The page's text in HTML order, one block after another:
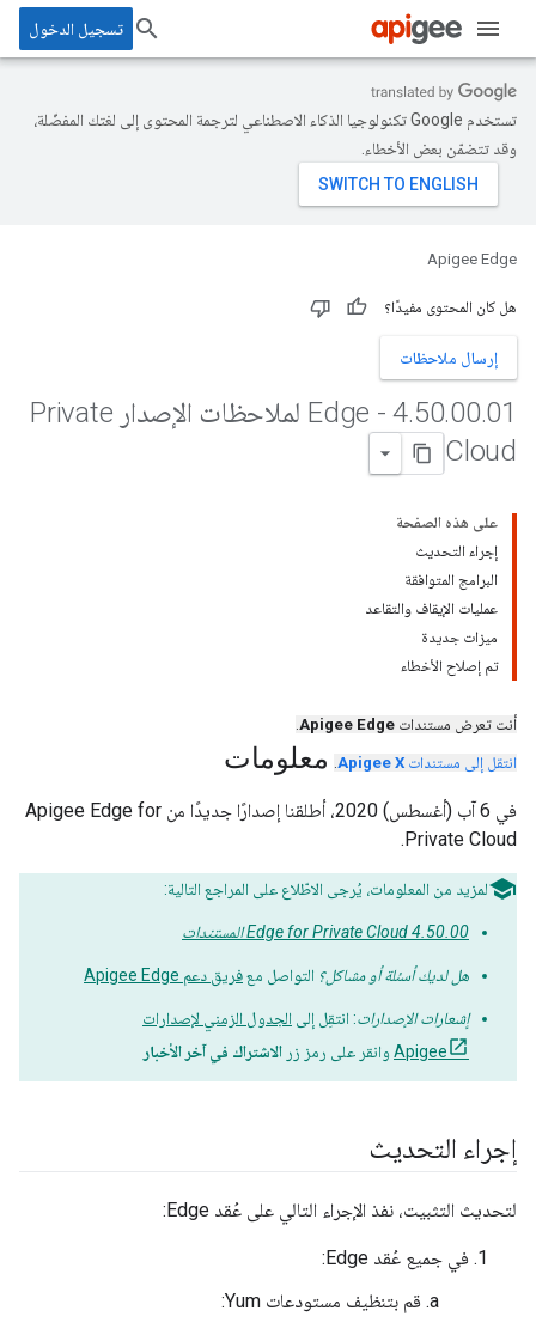
تسجيل الدخول
تستخدم Google تكنولوجيا الذكاء الاصطناعي لترجمة المحتوى إلى لغتك المفضّلة،
وقد تتضمّن بعض الأخطاء.
Apigee Edge
هل كان المحتوى مفيدًا؟
إرسال ملاحظات
4.50.00.
01 - Edge لملاحظات الإصدار Private
Cloud
على هذه الصفحة
إجراء التحديث
البرامج المتوافقة
عمليات الإيقاف والتقاعد
ميزات جديدة
تم إصلاح الأخطاء
أنت تعرض مستندات Apigee Edge
.
انتقل إلى مستندات Apigee X
. معلومات
في 6 آب (أغسطس) 2020، أطلقنا إصدارًا جديدًا من Apigee Edge for
Private Cloud.
لمزيد من المعلومات، يُرجى الاطّلاع على المراجع التالية:
Edge for Private Cloud 4.50.00 المستندات
هل لديك أسئلة أو مشاكل؟ التواصل معفريق دعم Apigee Edge
إشعارات الإصدارات: انتقِل إلى الجدول الزمني لإصدارات
Apigee وانقر على رمز زر الاشتراك في آخر الأخبار
إجراء التحديث
لتحديث التثبيت، نفذ الإجراء التالي على عُقد Edge:
في جميع عُقد Edge:
قم بتنظيف مستودعات Yum: